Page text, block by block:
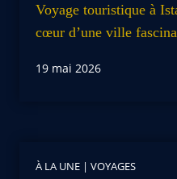
Voyage touristique à
cœur d’une ville
19 mai 2026
À LA UNE | VOYAGES